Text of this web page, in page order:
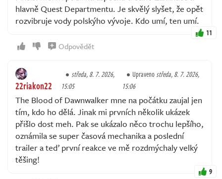
hlavně Quest Departmentu. Je skvělý slyšet, že opět
rozvibruje vody polskýho vývoje. Kdo umí, ten umí.
11
Odpovědět
22riakon22
středa, 8. 7. 2026,
15:05
Upravenostředa, 8. 7. 2026,
15:06
The Blood of Dawnwalker mne na počátku zaujal jen
tím, kdo ho dělá. Jinak mi prvních několik ukázek
přišlo dost meh. Pak se ukázalo něco trochu lepšího,
oznámila se super časová mechanika a poslední
trailer a teď první reakce ve mě rozdmýchaly velký
těšing!
9